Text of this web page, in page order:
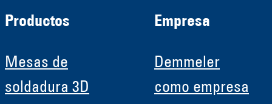
Productos
Mesas de
soldadura 3D
Empresa
Demmeler
como empresa